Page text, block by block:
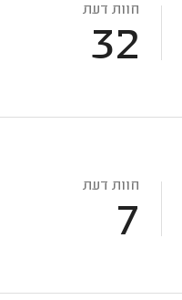
חוות דעת
32
חוות דעת
7